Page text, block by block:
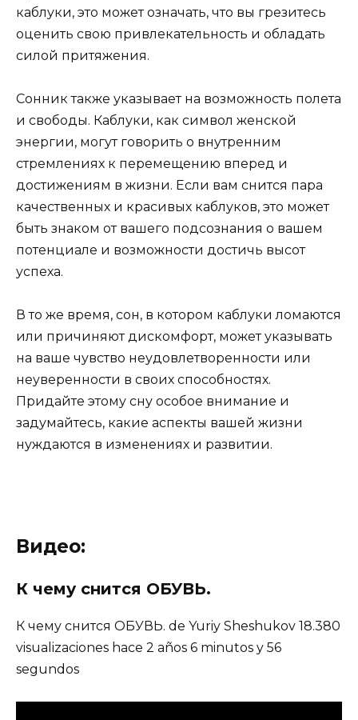
каблуки, это может означать, что вы грезитесь
оценить свою привлекательность и обладать
силой притяжения.
Сонник также указывает на возможность полета
и свободы. Каблуки, как символ женской
энергии, могут говорить о внутренним
стремлениях к перемещению вперед и
достижениям в жизни. Если вам снится пара
качественных и красивых каблуков, это может
быть знаком от вашего подсознания о вашем
потенциале и возможности достичь высот
успеха.
В то же время, сон, в котором каблуки ломаются
или причиняют дискомфорт, может указывать
на ваше чувство неудовлетворенности или
неуверенности в своих способностях.
Придайте этому сну особое внимание и
задумайтесь, какие аспекты вашей жизни
нуждаются в изменениях и развитии.
Видео:
К чему снится ОБУВЬ.
К чему снится ОБУВЬ. de Yuriy Sheshukov 18.380
visualizaciones hace 2 años 6 minutos y 56
segundos